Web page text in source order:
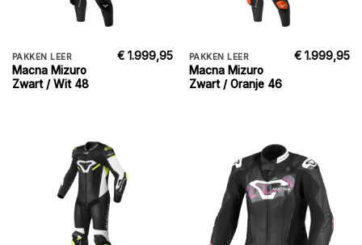
PAKKEN LEER
Macna Mizuro
Zwart / Wit 48
€ 1.999,95 PAKKEN LEER
Macna Mizuro
Zwart / Oranje 46
€ 1.999,95